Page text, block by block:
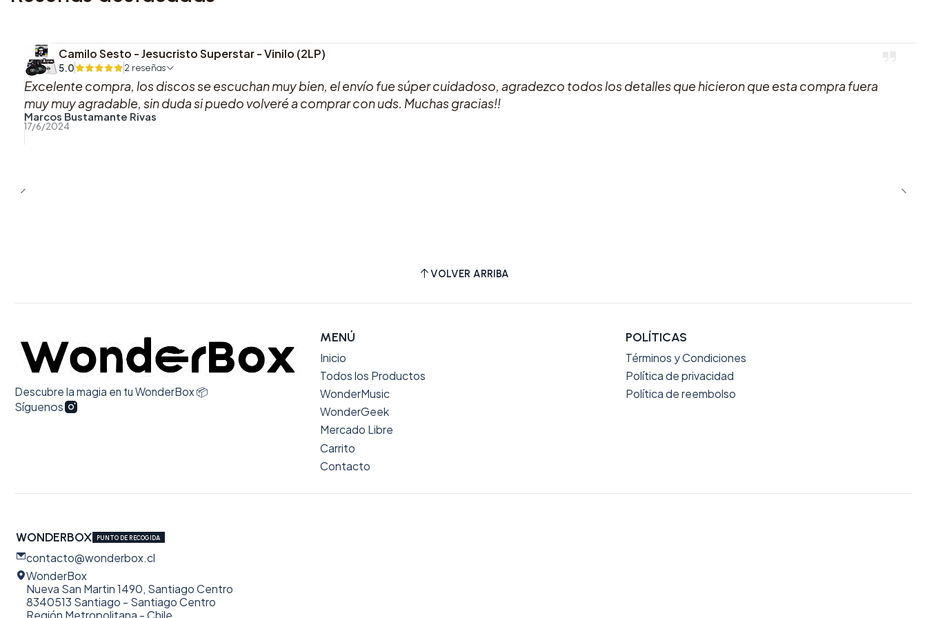
Camilo Sesto - Jesucristo Superstar - Vinilo (2LP)
5.0 2 reseñas
Excelente compra, los discos se escuchan muy bien, el envío fue súper cuidadoso, agradezco todos los detalles que hicieron que esta compra fuera
muy muy agradable, sin duda si puedo volveré a comprar con uds. Muchas gracias!!
Marcos Bustamante Rivas
17/6/2024
VOLVER ARRIBA
Descubre la magia en tu WonderBox 📦
Síguenos
MENÚ
Inicio
Todos los Productos
WonderMusic
WonderGeek
Mercado Libre
Carrito
Contacto
POLÍTICAS
Términos y Condiciones
Política de privacidad
Política de reembolso
WONDERBOX PUNTO DE RECOGIDA
contacto@wonderbox.cl
WonderBox
Nueva San Martin 1490, Santiago Centro
8340513 Santiago - Santiago Centro
Región Metropolitana - Chile